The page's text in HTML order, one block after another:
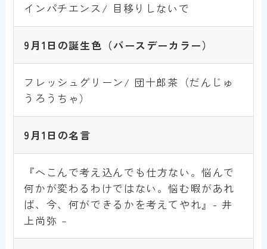
インパチエンス/ 目移りしないで
9月1日 の誕生色 （バースデーカラー）
フレッシュグリーン/ 団十郎茶（だんじゅ
うろうちゃ）
9月1 日 の名言
『へこんで考え込んでも仕方ない。悩んで
何かが変わるわけではない。悩む暇があれ
ば、今、何ができるかを考えてやれ』- 井
上尚弥 –